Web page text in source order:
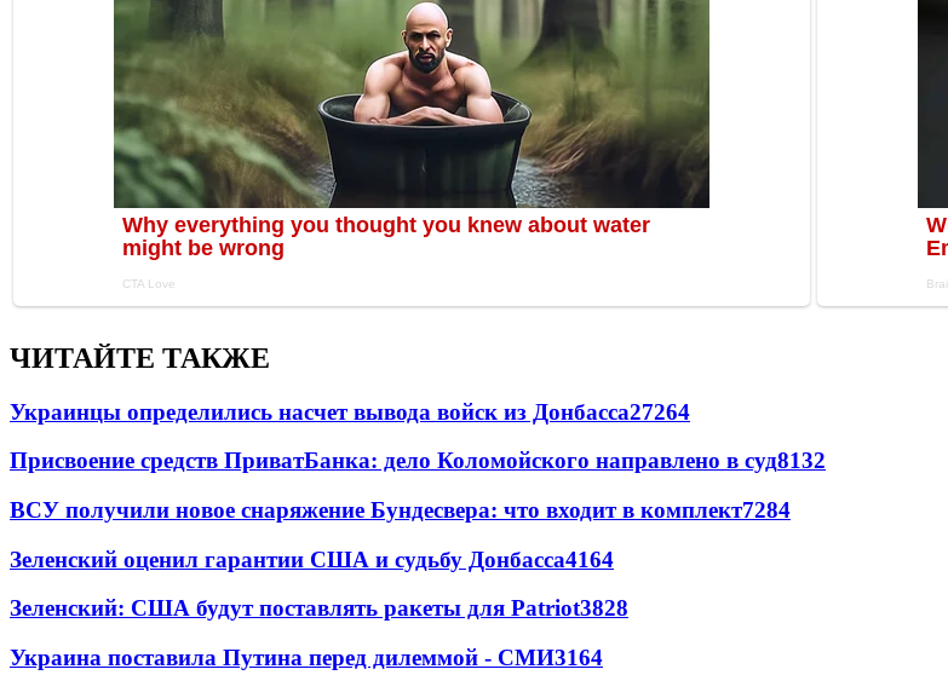
ЧИТАЙТЕ ТАКЖЕ
Украинцы определились насчет вывода войск из Донбасса27264
Присвоение средств ПриватБанка: дело Коломойского направлено в суд8132
ВСУ получили новое снаряжение Бундесвера: что входит в комплект7284
Зеленский оценил гарантии США и судьбу Донбасса4164
Зеленский: США будут поставлять ракеты для Patriot3828
Украина поставила Путина перед дилеммой - СМИ3164